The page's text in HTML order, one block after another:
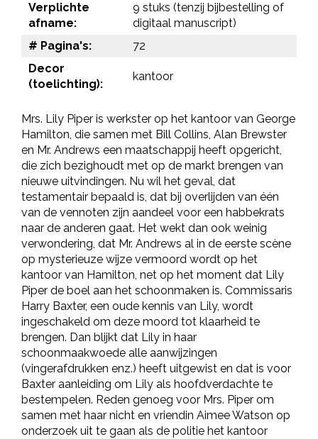
Verplichte
afname:
9 stuks (tenzij bijbestelling of
digitaal manuscript)
# Pagina's:
72
Decor
(toelichting):
kantoor
Mrs. Lily Piper is werkster op het kantoor van George
Hamilton, die samen met Bill Collins, Alan Brewster
en Mr. Andrews een maatschappij heeft opgericht,
die zich bezighoudt met op de markt brengen van
nieuwe uitvindingen. Nu wil het geval, dat
testamentair bepaald is, dat bij overlijden van één
van de vennoten zijn aandeel voor een habbekrats
naar de anderen gaat. Het wekt dan ook weinig
verwondering, dat Mr. Andrews al in de eerste scène
op mysterieuze wijze vermoord wordt op het
kantoor van Hamilton, net op het moment dat Lily
Piper de boel aan het schoonmaken is. Commissaris
Harry Baxter, een oude kennis van Lily, wordt
ingeschakeld om deze moord tot klaarheid te
brengen. Dan blijkt dat Lily in haar
schoonmaakwoede alle aanwijzingen
(vingerafdrukken enz.) heeft uitgewist en dat is voor
Baxter aanleiding om Lily als hoofdverdachte te
bestempelen. Reden genoeg voor Mrs. Piper om
samen met haar nicht en vriendin Aimee Watson op
onderzoek uit te gaan als de politie het kantoor